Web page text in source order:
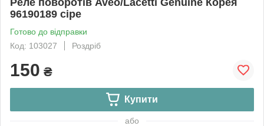
96190189 сіре
Готово до відправки
Код: 103027
Роздріб
150 ₴
Купити
або